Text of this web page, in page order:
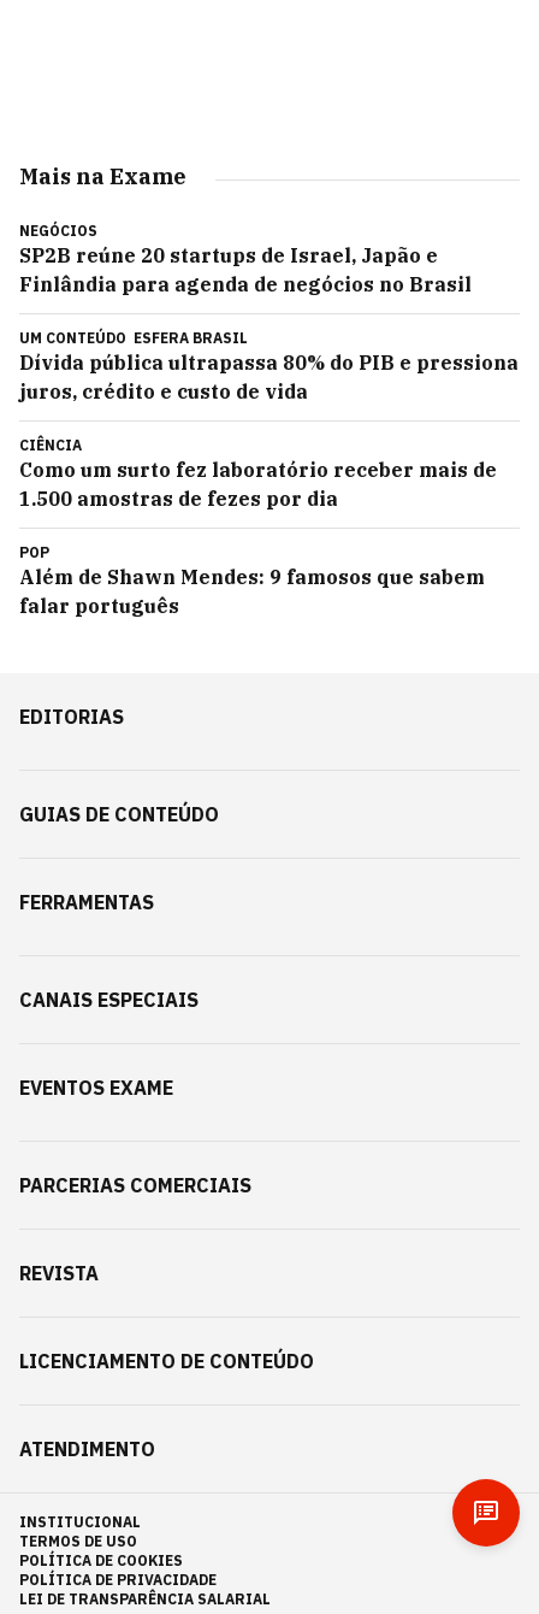
Mais na Exame
NEGÓCIOS
SP2B reúne 20 startups de Israel, Japão e
Finlândia para agenda de negócios no Brasil
UM CONTEÚDO ESFERA BRASIL
Dívida pública ultrapassa 80% do PIB e pressiona
juros, crédito e custo de vida
CIÊNCIA
Como um surto fez laboratório receber mais de
1.500 amostras de fezes por dia
POP
Além de Shawn Mendes: 9 famosos que sabem
falar português
EDITORIAS
GUIAS DE CONTEÚDO
FERRAMENTAS
CANAIS ESPECIAIS
EVENTOS EXAME
PARCERIAS COMERCIAIS
REVISTA
LICENCIAMENTO DE CONTEÚDO
ATENDIMENTO
INSTITUCIONAL
TERMOS DE USO
POLÍTICA DE COOKIES
POLÍTICA DE PRIVACIDADE
LEI DE TRANSPARÊNCIA SALARIAL